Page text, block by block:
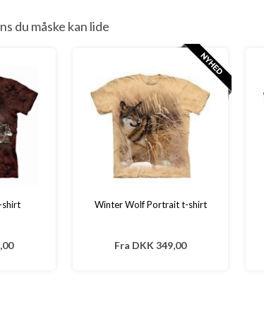
du måske kan lide
shirt Winter Wolf Portrait t-shirt
Fra DKK 349,00